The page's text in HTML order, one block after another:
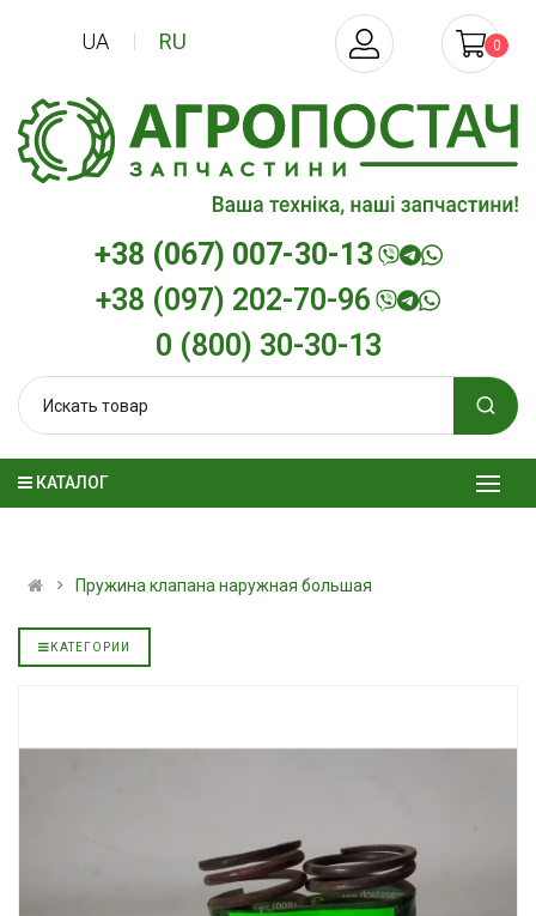
+38 (067) 007-30-13
+38 (097) 202-70-96
0 (800) 30-30-13
UA RU 0
КАТАЛОГ
Пружина клапана наружная большая
КАТЕГОРИИ